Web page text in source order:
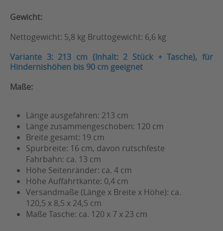
Gewicht:
Nettogewicht: 5,8 kg Bruttogewicht: 6,6 kg
Variante 3: 213 cm (Inhalt: 2 Stück + Tasche), für
Hindernishöhen bis 90 cm geeignet
Maße:
Länge ausgefahren: 213 cm
Länge zusammengeschoben: 120 cm
Breite gesamt: 19 cm
Spurbreite: 16 cm, davon rutschfeste
Fahrbahn: ca. 13 cm
Höhe Seitenränder: ca. 4 cm
Höhe Auffahrtkante: 0,4 cm
Versandmaße (Länge x Breite x Höhe): ca.
120,5 x 8,5 x 24,5 cm
Maße Tasche: ca. 120 x 7 x 23 cm